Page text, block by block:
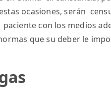
ocasiones, serán
con los medios
que su deber le